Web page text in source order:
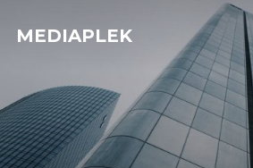
naar
inhoud
MEDIAPLEK